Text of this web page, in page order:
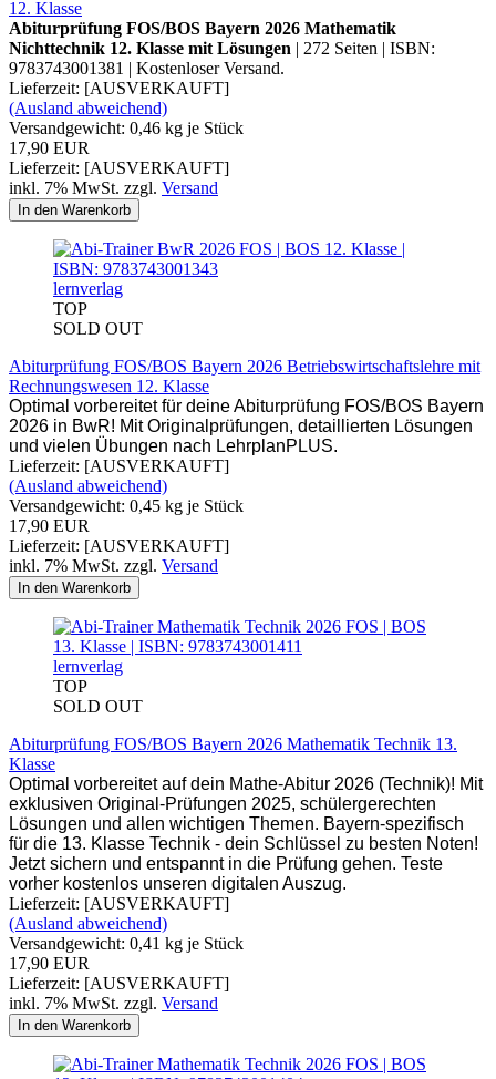
12. Klasse
Abiturprüfung FOS/BOS Bayern 2026 Mathematik
Nichttechnik 12. Klasse mit Lösungen | 272 Seiten | ISBN:
9783743001381 | Kostenloser Versand.
Lieferzeit: [AUSVERKAUFT]
(Ausland abweichend)
Versandgewicht: 0,46 kg je Stück
17,90 EUR
Lieferzeit: [AUSVERKAUFT]
inkl. 7% MwSt. zzgl. Versand
In den Warenkorb
lernverlag
TOP
SOLD OUT
Abiturprüfung FOS/BOS Bayern 2026 Betriebswirtschaftslehre mit
Rechnungswesen 12. Klasse
Optimal vorbereitet für deine Abiturprüfung FOS/BOS Bayern
2026 in BwR! Mit Originalprüfungen, detaillierten Lösungen
und vielen Übungen nach LehrplanPLUS.
Lieferzeit: [AUSVERKAUFT]
(Ausland abweichend)
Versandgewicht: 0,45 kg je Stück
17,90 EUR
Lieferzeit: [AUSVERKAUFT]
inkl. 7% MwSt. zzgl. Versand
In den Warenkorb
lernverlag
TOP
SOLD OUT
Abiturprüfung FOS/BOS Bayern 2026 Mathematik Technik 13.
Klasse
Optimal vorbereitet auf dein Mathe-Abitur 2026 (Technik)! Mit
exklusiven Original-Prüfungen 2025, schülergerechten
Lösungen und allen wichtigen Themen. Bayern-spezifisch
für die 13. Klasse Technik - dein Schlüssel zu besten Noten!
Jetzt sichern und entspannt in die Prüfung gehen. Teste
vorher kostenlos unseren digitalen Auszug.
Lieferzeit: [AUSVERKAUFT]
(Ausland abweichend)
Versandgewicht: 0,41 kg je Stück
17,90 EUR
Lieferzeit: [AUSVERKAUFT]
inkl. 7% MwSt. zzgl. Versand
In den Warenkorb